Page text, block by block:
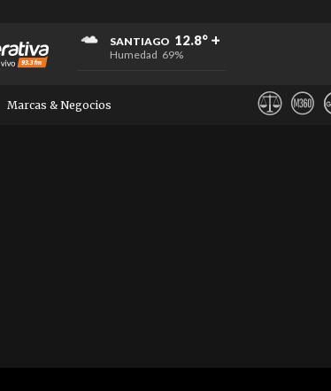
SANTIAGO 12.8°
Humedad 69%
+
+
+
Marcas & Negocios